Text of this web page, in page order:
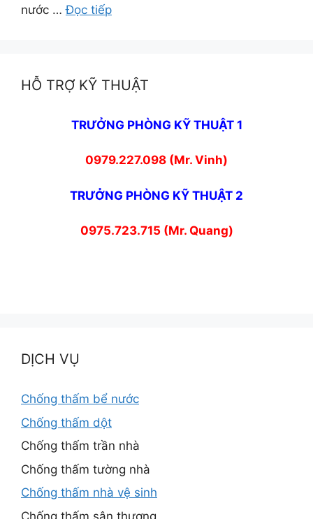
nước …Đọc tiếp
HỖ TRỢ KỸ THUẬT
TRƯỞNG PHÒNG KỸ THUẬT 1
0979.227.098 (Mr. Vinh)
TRƯỞNG PHÒNG KỸ THUẬT 2
0975.723.715 (Mr. Quang)
DỊCH VỤ
Chống thấm bể nước
Chống thấm dột
Chống thấm trần nhà
Chống thấm tường nhà
Chống thấm nhà vệ sinh
Chống thấm sân thượng